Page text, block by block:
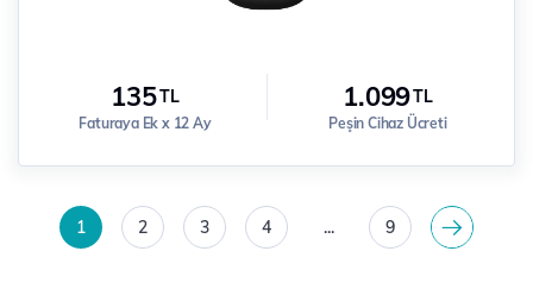
135TL
Faturaya Ek x 12 Ay
1.099TL
Peşin Cihaz Ücreti
1 2 3 4 ... 9 >